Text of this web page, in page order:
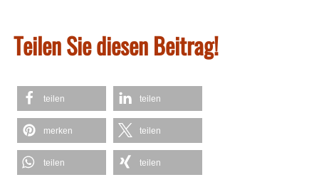
Teilen Sie diesen Beitrag!
teilen teilen
merken teilen
teilen teilen